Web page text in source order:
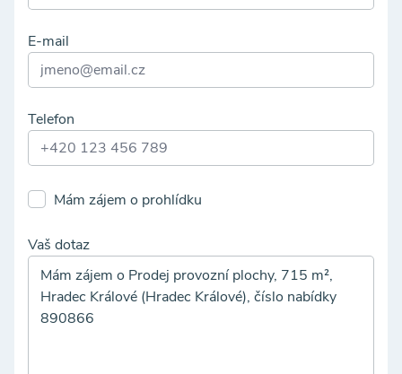
E-mail
Telefon
Mám zájem o prohlídku
Vaš dotaz